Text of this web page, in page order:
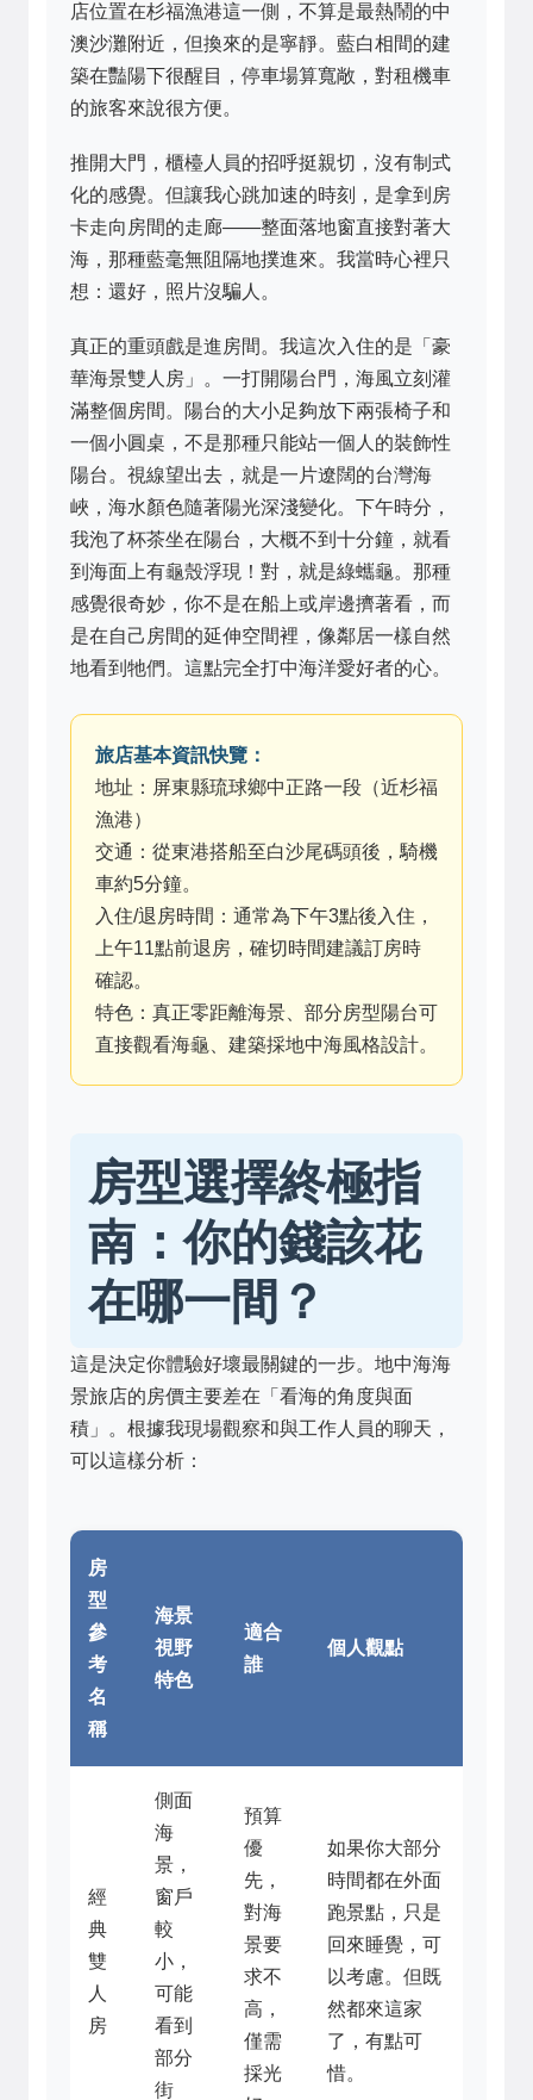
店位置在杉福漁港這一側，不算是最熱鬧的中
澳沙灘附近，但換來的是寧靜。藍白相間的建
築在豔陽下很醒目，停車場算寬敞，對租機車
的旅客來說很方便。
推開大門，櫃檯人員的招呼挺親切，沒有制式
化的感覺。但讓我心跳加速的時刻，是拿到房
卡走向房間的走廊——整面落地窗直接對著大
海，那種藍毫無阻隔地撲進來。我當時心裡只
想：還好，照片沒騙人。
真正的重頭戲是進房間。我這次入住的是「豪
華海景雙人房」。一打開陽台門，海風立刻灌
滿整個房間。陽台的大小足夠放下兩張椅子和
一個小圓桌，不是那種只能站一個人的裝飾性
陽台。視線望出去，就是一片遼闊的台灣海
峽，海水顏色隨著陽光深淺變化。下午時分，
我泡了杯茶坐在陽台，大概不到十分鐘，就看
到海面上有龜殼浮現！對，就是綠蠵龜。那種
感覺很奇妙，你不是在船上或岸邊擠著看，而
是在自己房間的延伸空間裡，像鄰居一樣自然
地看到牠們。這點完全打中海洋愛好者的心。
旅店基本資訊快覽：
地址：屏東縣琉球鄉中正路一段（近杉福
漁港）
交通：從東港搭船至白沙尾碼頭後，騎機
車約5分鐘。
入住/退房時間：通常為下午3點後入住，
上午11點前退房，確切時間建議訂房時
確認。
特色：真正零距離海景、部分房型陽台可
直接觀看海龜、建築採地中海風格設計。
房型選擇終極指
南：你的錢該花
在哪一間？
這是決定你體驗好壞最關鍵的一步。地中海海
景旅店的房價主要差在「看海的角度與面
積」。根據我現場觀察和與工作人員的聊天，
可以這樣分析：
房
型
參
考
名
稱
海景
視野
特色
適合
誰
個人觀點
經
典
雙
人
房
側面
海
景，
窗戶
較
小，
可能
看到
部分
街
預算
優
先，
對海
景要
求不
高，
僅需
採光
如果你大部分
時間都在外面
跑景點，只是
回來睡覺，可
以考慮。但既
然都來這家
了，有點可
惜。